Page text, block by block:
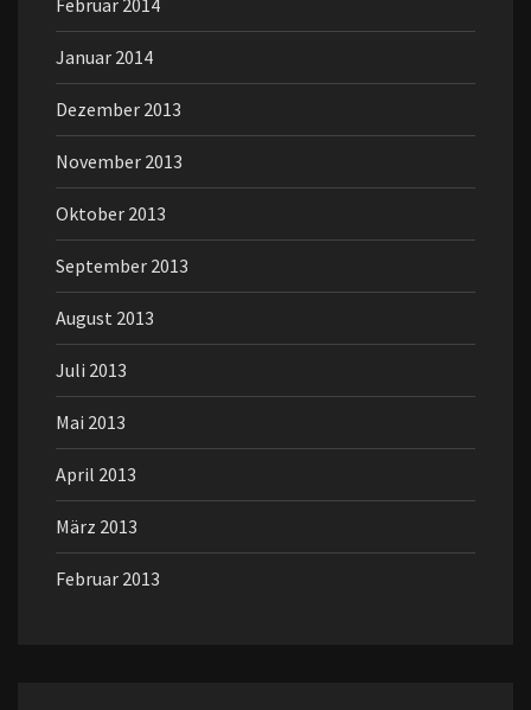
Februar 2014
Januar 2014
Dezember 2013
November 2013
Oktober 2013
September 2013
August 2013
Juli 2013
Mai 2013
April 2013
März 2013
Februar 2013